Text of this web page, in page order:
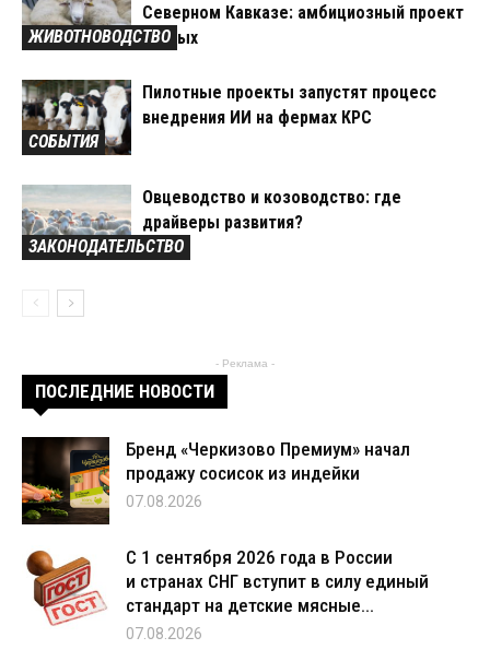
ЖИВОТНОВОДСТВО
Северном Кавказе: амбициозный проект
ученых
СОБЫТИЯ
Пилотные проекты запустят процесс
внедрения ИИ на фермах КРС
ЗАКОНОДАТЕЛЬСТВО
Овцеводство и козоводство: где
драйверы развития?
- Реклама -
ПОСЛЕДНИЕ НОВОСТИ
Бренд «Черкизово Премиум» начал
продажу сосисок из индейки
07.08.2026
С 1 сентября 2026 года в России
и странах СНГ вступит в силу единый
стандарт на детские мясные...
07.08.2026